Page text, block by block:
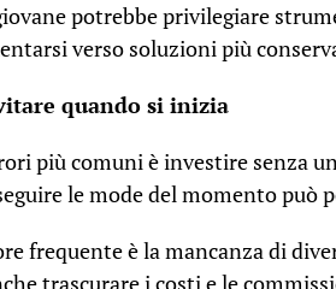
potrebbe privilegiare
verso soluzioni più
quando si inizia
più comuni è investire senza
le mode del momento può
frequente è la mancanza di
trascurare i costi e le